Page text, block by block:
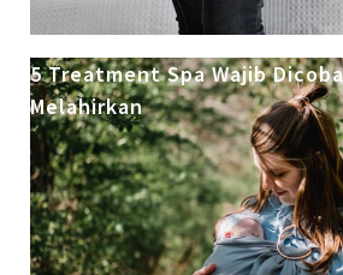
5 Treatment Spa Wajib
Melahirkan